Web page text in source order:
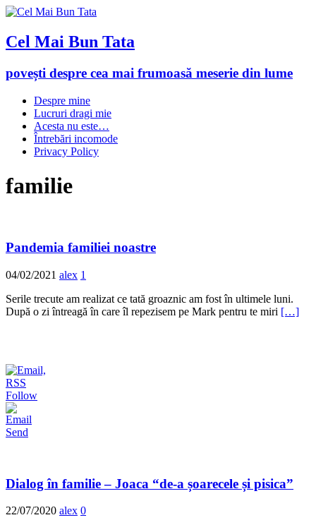
Cel Mai Bun Tata
povești despre cea mai frumoasă meserie din lume
Despre mine
Lucruri dragi mie
Acesta nu este…
Întrebări incomode
Privacy Policy
familie
Pandemia familiei noastre
04/02/2021 alex 1
Serile trecute am realizat ce tată groaznic am fost în ultimele luni.
După o zi întreagă în care îl repezisem pe Mark pentru te miri […]
Follow
Send
Dialog în familie – Joaca “de-a șoarecele și pisica”
22/07/2020 alex 0